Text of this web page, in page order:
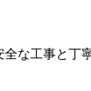
な工事と丁